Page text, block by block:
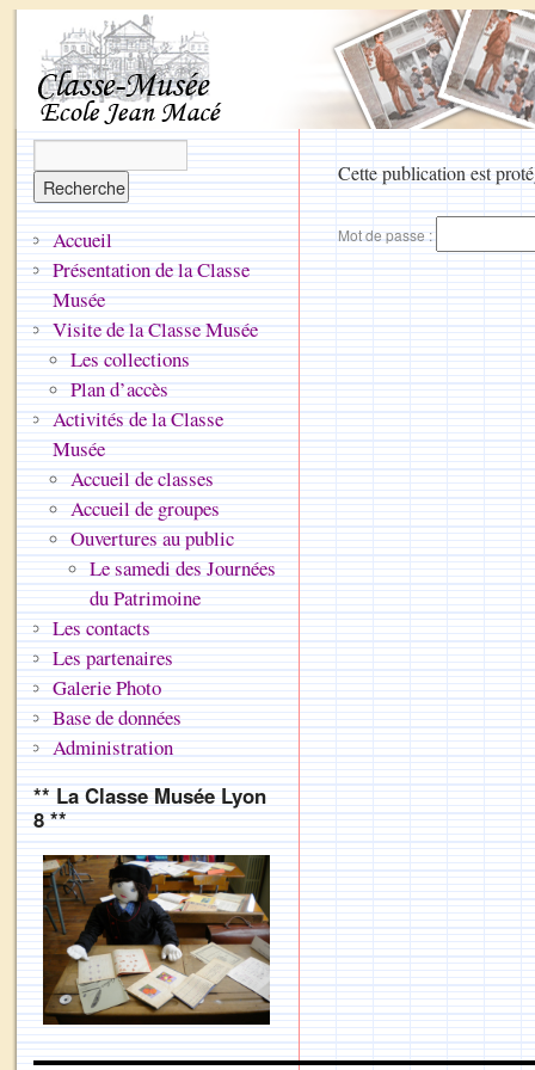
Cette publication est
Mot de passe :
Accueil
Présentation de la Classe
Musée
Visite de la Classe Musée
Les collections
Plan d’accès
Activités de la Classe
Musée
Accueil de classes
Accueil de groupes
Ouvertures au public
Le samedi des Journées
du Patrimoine
Les contacts
Les partenaires
Galerie Photo
Base de données
Administration
** La Classe Musée Lyon
8 **